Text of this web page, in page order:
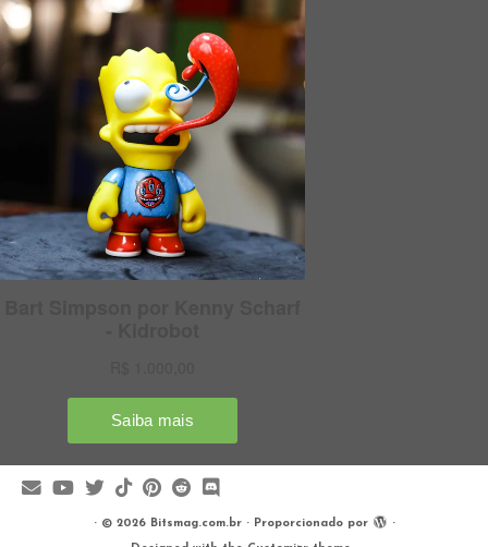
· © 2026 Bitsmag.com.br· Proporcionado por ·